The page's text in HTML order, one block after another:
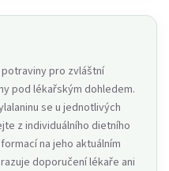
pro zvláštní
pod lékařským dohledem.
se u jednotlivých
z individuálního dietního
na jeho aktuálním
doporučení lékaře ani